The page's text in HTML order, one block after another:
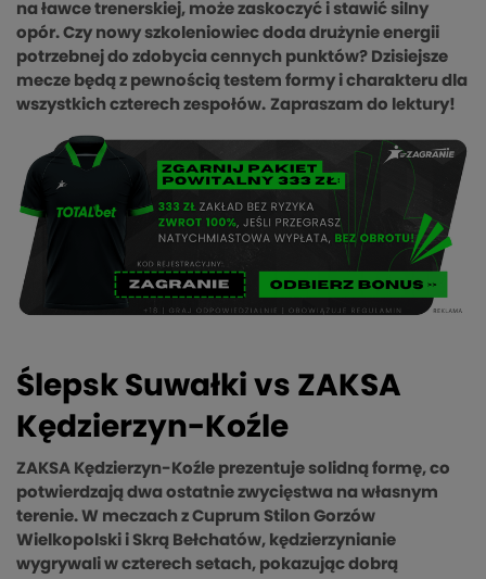
na ławce trenerskiej, może zaskoczyć i stawić silny
opór. Czy nowy szkoleniowiec doda drużynie energii
potrzebnej do zdobycia cennych punktów? Dzisiejsze
mecze będą z pewnością testem formy i charakteru dla
wszystkich czterech zespołów. Zapraszam do lektury!
Ślepsk Suwałki vs ZAKSA
Kędzierzyn-Koźle
ZAKSA Kędzierzyn-Koźle prezentuje solidną formę, co
potwierdzają dwa ostatnie zwycięstwa na własnym
terenie. W meczach z Cuprum Stilon Gorzów
Wielkopolski i Skrą Bełchatów, kędzierzynianie
wygrywali w czterech setach, pokazując dobrą